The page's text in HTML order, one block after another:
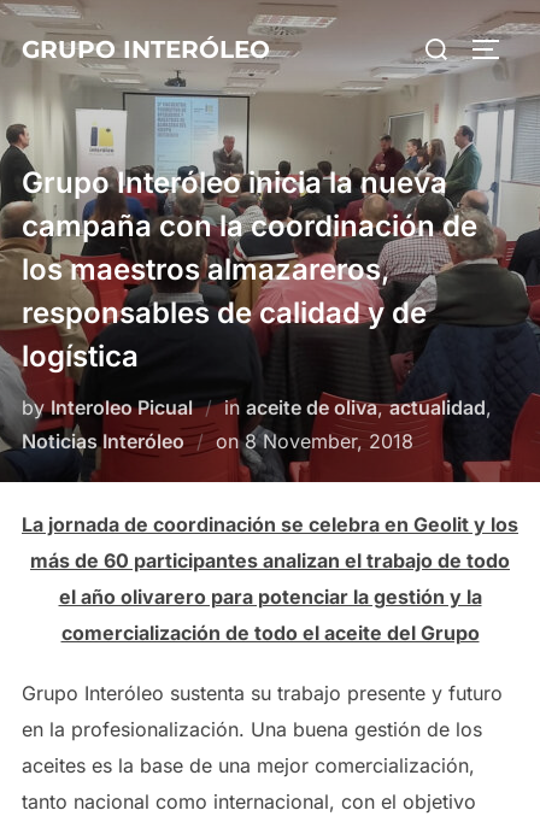
Skip
to GRUPO INTERÓLEO
Search
for:
Grupo Interóleo inicia la nueva
campaña con la coordinación de
los maestros almazareros,
responsables de calidad y de
logística
byInteroleo Picual in aceite de oliva,actualidad,
Noticias Interóleo
onPosted
on
8 November, 2018
La jornada de coordinación se celebra en Geolit y los
más de 60 participantes analizan el trabajo de todo
el año olivarero para potenciar la gestión y la
comercialización de todo el aceite del Grupo
Grupo Interóleo sustenta su trabajo presente y futuro
en la profesionalización. Una buena gestión de los
aceites es la base de una mejor comercialización,
tanto nacional como internacional, con el objetivo